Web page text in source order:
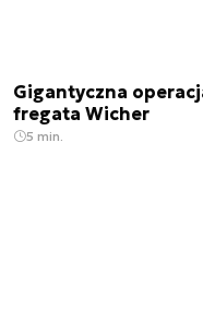
Gigantyczna
fregata Wicher
5 min.